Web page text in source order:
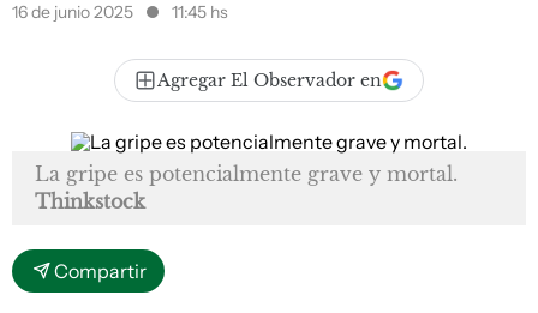
16 de junio 2025 11:45 hs
Agregar El Observador en
La gripe es potencialmente grave y mortal.
Thinkstock
Compartir